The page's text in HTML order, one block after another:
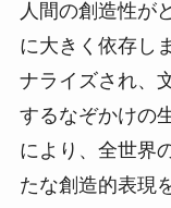
人間の創造性が
に大きく依存し
ナライズされ、
するなぞかけの
により、全世界
たな創造的表現